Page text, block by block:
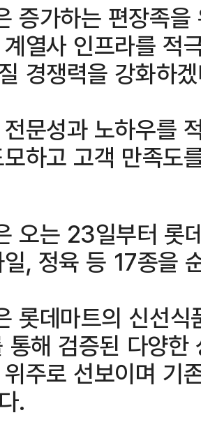
증가하는 편장족
열사 인프라를 적
경쟁력을 강화하
문성과 노하우를
하고 고객 만족도
오는 23일부터 롯
, 정육 등 17종을
롯데마트의 신선식
통해 검증된 다양
주로 선보이며
.